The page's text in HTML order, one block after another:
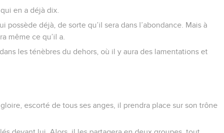
en a déjà dix.
possède déjà, de sorte qu’il sera dans l’abondance. Mais à
même ce qu’il a.
les ténèbres du dehors, où il y aura des lamentations et
escorté de tous ses anges, il prendra place sur son trône